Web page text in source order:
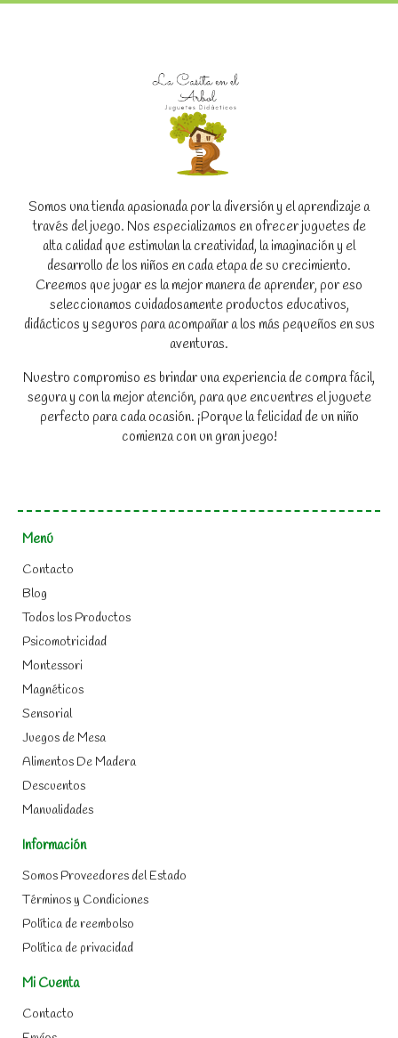
Somos una tienda apasionada por la diversión y el aprendizaje a
través del juego. Nos especializamos en ofrecer juguetes de
alta calidad que estimulan la creatividad, la imaginación y el
desarrollo de los niños en cada etapa de su crecimiento.
Creemos que jugar es la mejor manera de aprender, por eso
seleccionamos cuidadosamente productos educativos,
didácticos y seguros para acompañar a los más pequeños en sus
aventuras.
Nuestro compromiso es brindar una experiencia de compra fácil,
segura y con la mejor atención, para que encuentres el juguete
perfecto para cada ocasión. ¡Porque la felicidad de un niño
comienza con un gran juego!
Menú
Contacto
Blog
Todos los Productos
Psicomotricidad
Montessori
Magnéticos
Sensorial
Juegos de Mesa
Alimentos De Madera
Descuentos
Manualidades
Información
Somos Proveedores del Estado
Términos y Condiciones
Política de reembolso
Política de privacidad
Mi Cuenta
Contacto